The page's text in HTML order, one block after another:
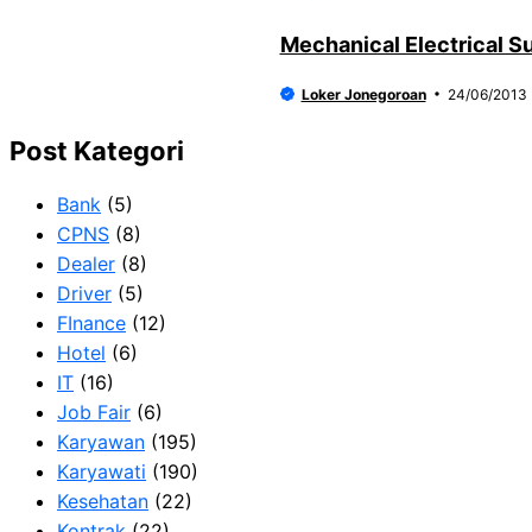
Mechanical Electrical
Loker Jonegoroan 24/06/2013
Post Kategori
Bank (5)
CPNS (8)
Dealer (8)
Driver (5)
FInance (12)
Hotel (6)
IT (16)
Job Fair (6)
Karyawan (195)
Karyawati (190)
Kesehatan (22)